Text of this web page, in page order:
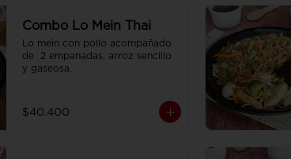
Combo Lo Mein Thai
Lo mein con pollo acompañado
de  2 empanadas, arroz sencillo
y gaseosa.
$40.400